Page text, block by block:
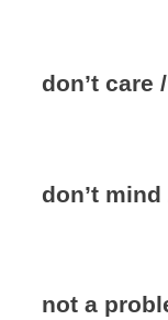
don’t care
don’t
not a